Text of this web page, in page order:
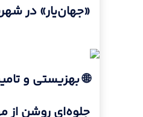
«جهان‌یار» در
🌐 بهزیستی و
جلوه‌ای روشن از